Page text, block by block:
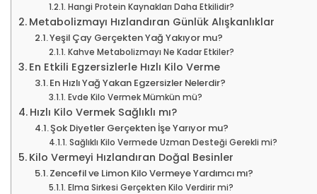
Hangi Protein Kaynakları Daha Etkilidir?
Metabolizmayı Hızlandıran Günlük Alışkanlıklar
Yeşil Çay Gerçekten Yağ Yakıyor mu?
Kahve Metabolizmayı Ne Kadar Etkiler?
En Etkili Egzersizlerle Hızlı Kilo Verme
En Hızlı Yağ Yakan Egzersizler Nelerdir?
Evde Kilo Vermek Mümkün mü?
Hızlı Kilo Vermek Sağlıklı mı?
Şok Diyetler Gerçekten İşe Yarıyor mu?
Sağlıklı Kilo Vermede Uzman Desteği Gerekli mi?
Kilo Vermeyi Hızlandıran Doğal Besinler
Zencefil ve Limon Kilo Vermeye Yardımcı mı?
Elma Sirkesi Gerçekten Kilo Verdirir mi?